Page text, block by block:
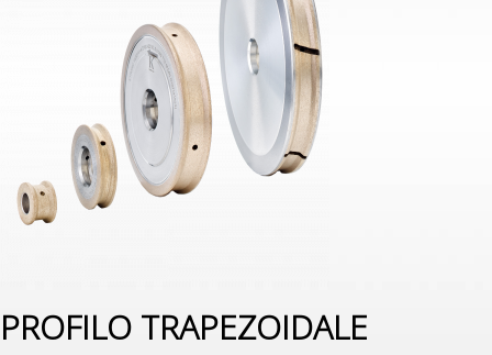
PROFILO TRAPEZOIDALE